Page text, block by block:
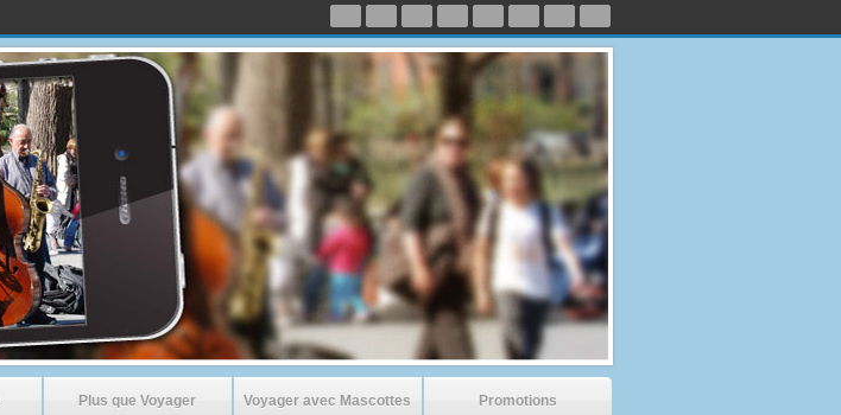
Plus que Voyager Voyager avec Mascottes Promotions